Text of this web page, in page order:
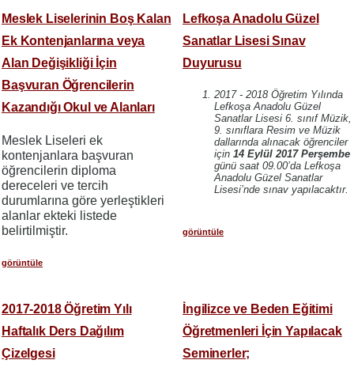
Meslek Liselerinin Boş Kalan
Ek Kontenjanlarına veya
Alan Değişikliği İçin
Başvuran Öğrencilerin
Kazandığı Okul ve Alanları
Meslek Liseleri ek
kontenjanlara başvuran
öğrencilerin diploma
dereceleri ve tercih
durumlarına göre yerleştikleri
alanlar ekteki listede
belirtilmiştir.
görüntüle
Lefkoşa Anadolu Güzel
Sanatlar Lisesi Sınav
Duyurusu
2017 - 2018 Öğretim Yılında
Lefkoşa Anadolu Güzel
Sanatlar Lisesi 6. sınıf Müzik,
9. sınıflara Resim ve Müzik
dallarında alınacak öğrenciler
için 14 Eylül 2017 Perşembe
günü saat 09.00’da Lefkoşa
Anadolu Güzel Sanatlar
Lisesi’nde sınav yapılacaktır.
görüntüle
2017-2018 Öğretim Yılı
Haftalık Ders Dağılım
Çizelgesi
İngilizce ve Beden Eğitimi
Öğretmenleri İçin Yapılacak
Seminerler;